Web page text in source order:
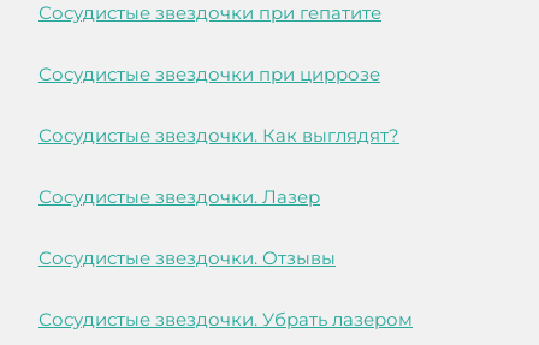
Сосудистые звездочки при гепатите
Сосудистые звездочки при циррозе
Сосудистые звездочки. Как выглядят?
Сосудистые звездочки. Лазер
Сосудистые звездочки. Отзывы
Сосудистые звездочки. Убрать лазером